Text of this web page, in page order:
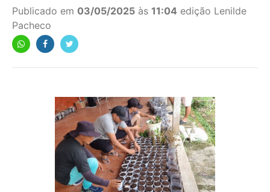
Publicado em 03/05/2025 às 11:04 edição Lenilde
Pacheco